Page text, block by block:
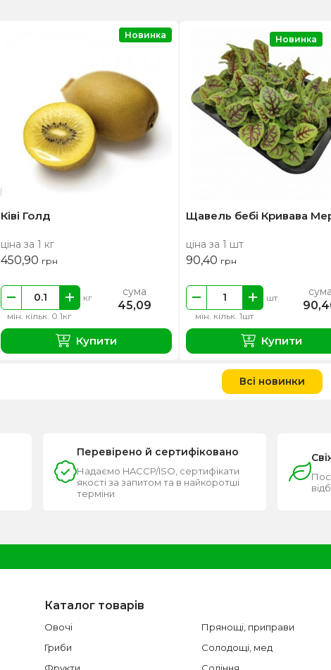
Ківі Голд
ціна за 1 кг
450,90 грн
мін. кільк. 0.1кг
кг сума
45,09
Купити
Новинка
Щавель бебі Кривава
ціна за 1 шт
90,40 грн
мін. кільк. 1шт
шт сума
Купити
Новинка
Всі новинки
Перевірено й сертифіковано
Надаємо HACCP/ISO, сертифікати
якості за запитом та в найкоротші
терміни
Каталог товарів
Овочі
Гриби
Прянощі, приправи
Солодощі, мед